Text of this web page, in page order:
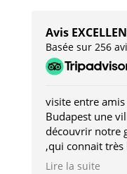
Avis
Basée sur 256
visite entre
Budapest une
découvrir notre
,qui connait
qui nous a
Lire la suite